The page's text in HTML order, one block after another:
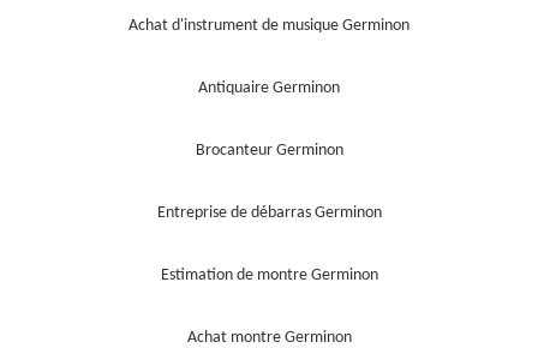
Achat d'instrument de musique Germinon
Antiquaire Germinon
Brocanteur Germinon
Entreprise de débarras Germinon
Estimation de montre Germinon
Achat montre Germinon